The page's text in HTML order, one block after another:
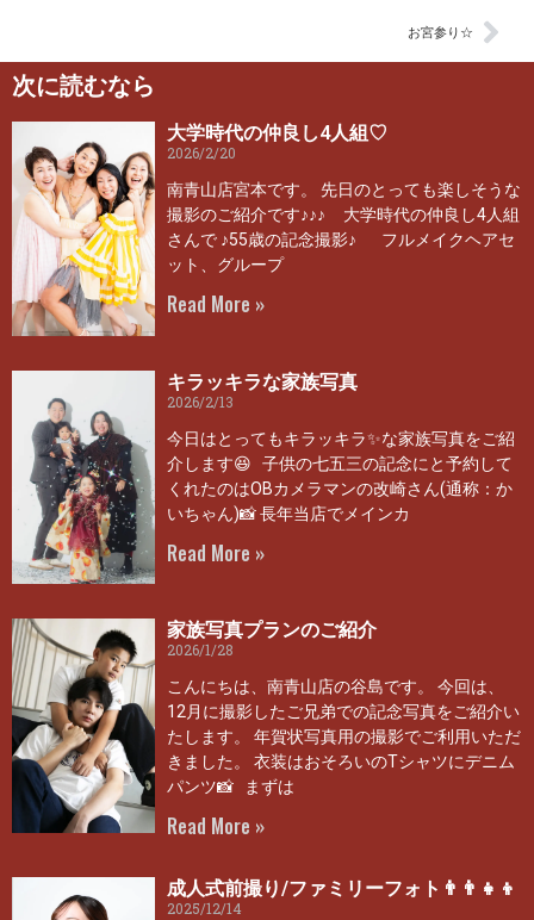
お宮参り☆
次に読むなら
大学時代の仲良し4人組♡
2026/2/20
南青山店宮本です。 先日のとっても楽しそうな
撮影のご紹介です♪♪♪ 大学時代の仲良し4人組
さんで ♪55歳の記念撮影♪ フルメイクヘアセ
ット、グループ
Read More »
キラッキラな家族写真
2026/2/13
今日はとってもキラッキラ✨な家族写真をご紹
介します😆 子供の七五三の記念にと予約して
くれたのはOBカメラマンの改崎さん(通称：か
いちゃん)📸 長年当店でメインカ
Read More »
家族写真プランのご紹介
2026/1/28
こんにちは、南青山店の谷島です。 今回は、
12月に撮影したご兄弟での記念写真をご紹介い
たします。 年賀状写真用の撮影でご利用いただ
きました。 衣装はおそろいのTシャツにデニム
パンツ📸 まずは
Read More »
成人式前撮り/ファミリーフォト👨‍👨‍👧‍👦
2025/12/14